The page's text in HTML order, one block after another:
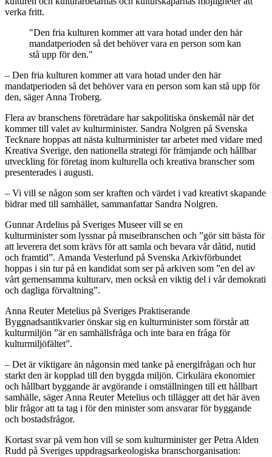
verka fritt.
"Den fria kulturen kommer att vara hotad under den här
mandatperioden så det behöver vara en person som kan
stå upp för den."
– Den fria kulturen kommer att vara hotad under den här
mandatperioden så det behöver vara en person som kan stå upp för
den, säger Anna Troberg.
Flera av branschens företrädare har sakpolitiska önskemål när det
kommer till valet av kulturminister. Sandra Nolgren på Svenska
Tecknare hoppas att nästa kulturminister tar arbetet med vidare med
Kreativa Sverige, den nationella strategi för främjande och hållbar
utveckling för företag inom kulturella och kreativa branscher som
presenterades i augusti.
­­– Vi vill se någon som ser kraften och värdet i vad kreativt skapande
bidrar med till samhället, sammanfattar Sandra Nolgren.
Gunnar Ardelius på Sveriges Museer vill se en
kulturminister som lyssnar på museibranschen och ”gör sitt bästa för
att leverera det som krävs för att samla och bevara vår dåtid, nutid
och framtid”. Amanda Vesterlund på Svenska Arkivförbundet
hoppas i sin tur på en kandidat som ser på arkiven som ”en del av
vårt gemensamma kulturarv, men också en viktig del i vår demokrati
och dagliga förvaltning”.
Anna Reuter Metelius på Sveriges Praktiserande
Byggnadsantikvarier önskar sig en kulturminister som förstår att
kulturmiljön ”är en samhällsfråga och inte bara en fråga för
kulturmiljöfältet”.
– Det är viktigare än någonsin med tanke på energifrågan och hur
starkt den är kopplad till den byggda miljön. Cirkulära ekonomier
och hållbart byggande är avgörande i omställningen till ett hållbart
samhälle, säger Anna Reuter Metelius och tillägger att det här även
blir frågor att ta tag i för den minister som ansvarar för byggande
och bostadsfrågor.
Kortast svar på vem hon vill se som kulturminister ger Petra Alden
Rudd på Sveriges uppdragsarkeologiska branschorganisation: